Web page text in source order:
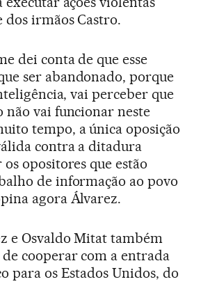
irmãos Castro.
dei conta de que esse
ser abandonado, porque
vai perceber que
não vai funcionar neste
tempo, a única oposição
contra a ditadura
opositores que estão
de informação ao povo
agora Álvarez.
e Osvaldo Mitat também
cooperar com a entrada
para os Estados Unidos, do